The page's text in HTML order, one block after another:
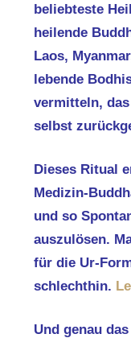
beliebteste
heilende
Laos,
lebende
vermitteln,
selbst
Dieses Ritual
Medizin-
und so
auszulösen.
für die Ur-
schlechthin.
Und genau